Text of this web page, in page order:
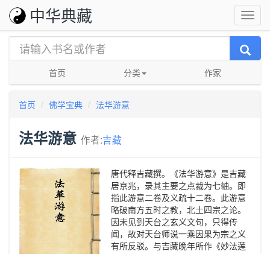
中华典藏
首页 分类 作家
首页 佛学宝典 法华游意
法华游意 作者:吉藏
唐代释吉藏撰。《法华游意》是吉藏
居京兆，录其主要之点裁为七轴。即
指此游意二卷及义疏十二卷。此游意
略破南方五时之教，北土四宗之论。
因未见到天台之玄义文句，只得传
闻，故对天台师说一乘因果为宗之义
有所反驳。与吉藏晚年所作《妙法莲